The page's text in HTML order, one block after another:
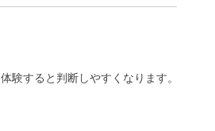
験すると判断しやすくなります。